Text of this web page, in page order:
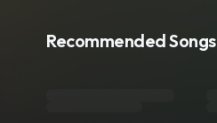
Recommended Songs